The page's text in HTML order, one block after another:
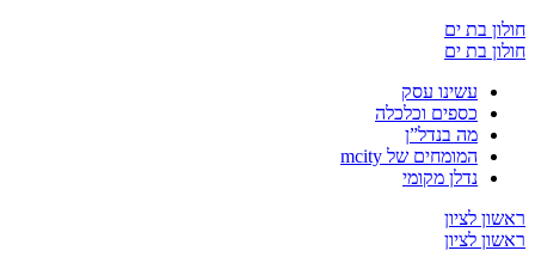
בת ים
בת ים
עשינו עסק
כספים וכלכלה
מה בנדל”ן
המומחים של mcity
נדלן מקומי
לציון
לציון